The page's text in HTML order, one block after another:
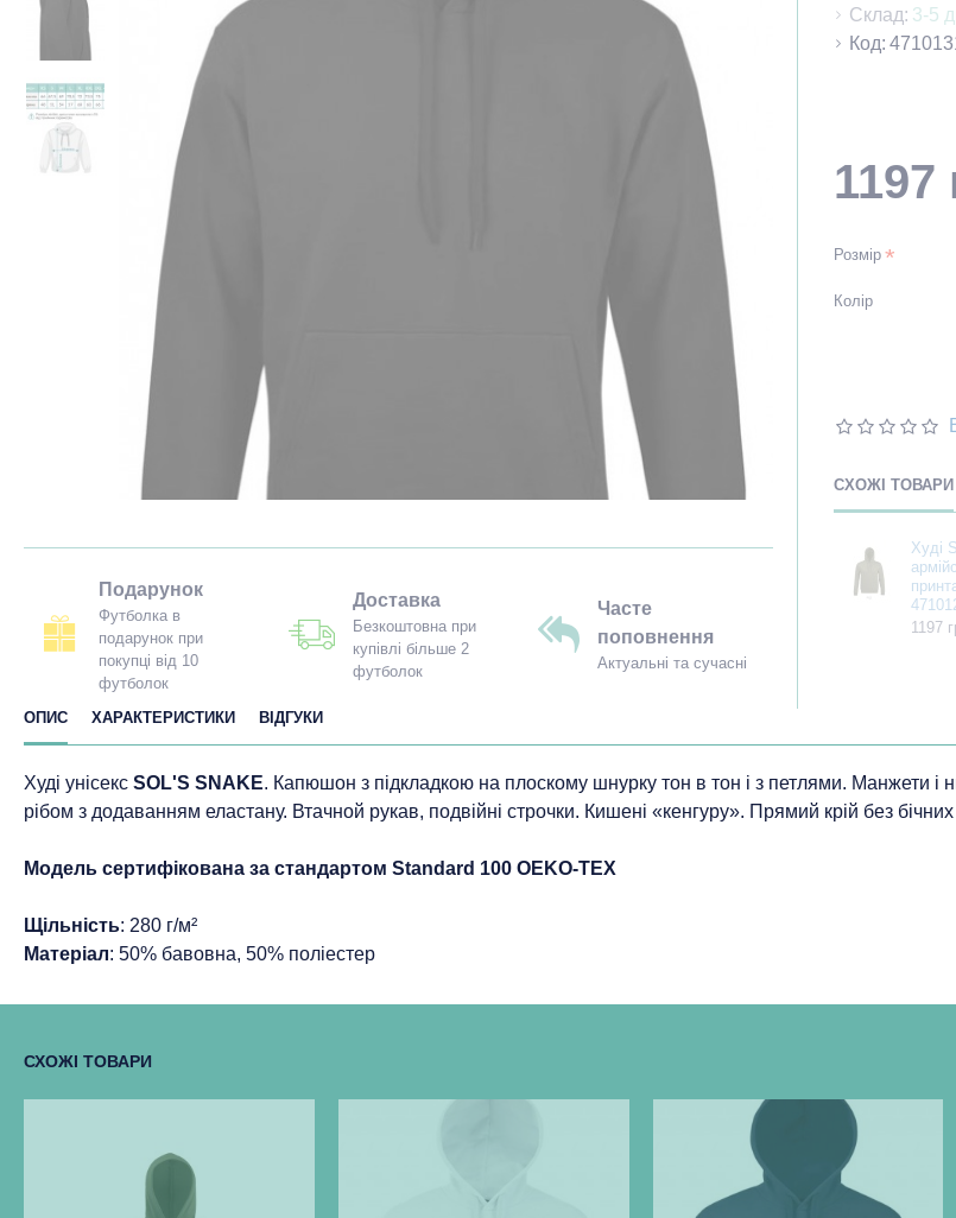
Подарунок
Футболка в
подарунок при
покупці від 10
футболок
Доставка
Безкоштовна при
купівлі більше 2
футболок
Часте
поповнення
Актуальні та сучасні
Склад: 3-5
Код:
1197
Розмір
Колір
СХОЖІ ТОВАРИ
Худі
1197
ОПИС ХАРАКТЕРИСТИКИ ВІДГУКИ
Худі унісекс SOL'S SNAKE. Капюшон з підкладкою на плоскому шнурку тон в тон і з петлями. Манжети і
рібом з додаванням еластану. Втачной рукав, подвійні строчки. Кишені «кенгуру». Прямий крій без
Модель сертифікована за стандартом Standard 100 ОEKO-TEX
Щільність: 280 г/м²
Матеріал: 50% бавовна, 50% поліестер
СХОЖІ ТОВАРИ